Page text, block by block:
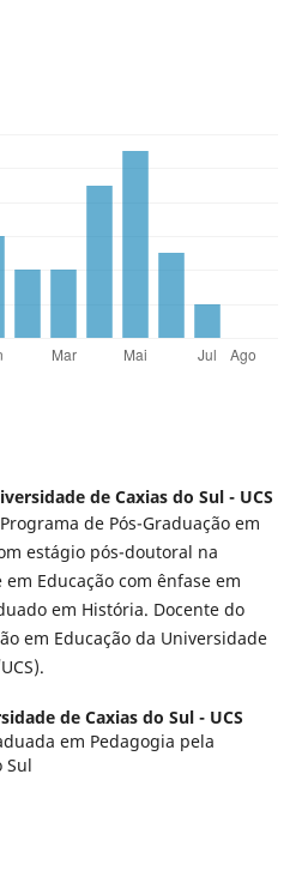
de Caxias do Sul - UCS
de Pós-Graduação em
estágio pós-doutoral na
Educação com ênfase em
em História. Docente do
em Educação da Universidade
de Caxias do Sul - UCS
em Pedagogia pela
Sul